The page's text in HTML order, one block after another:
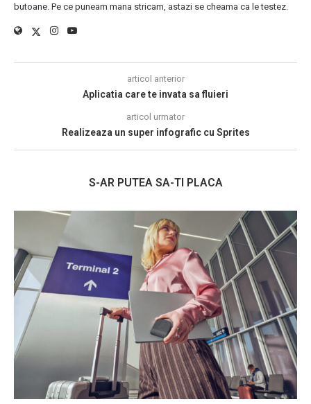
butoane. Pe ce puneam mana stricam, astazi se cheama ca le testez.
articol anterior
Aplicatia care te invata sa fluieri
articol urmator
Realizeaza un super infografic cu Sprites
S-AR PUTEA SA-TI PLACA